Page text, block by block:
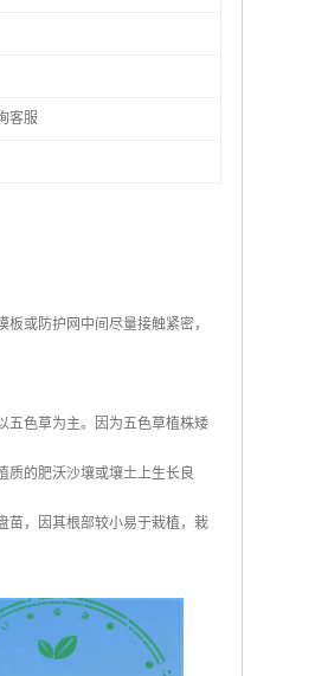
客服
或防护网中间尽量接触紧密，
五色草为主。因为五色草植株矮
质的肥沃沙壤或壤土上生长良
苗，因其根部较小易于栽植，栽